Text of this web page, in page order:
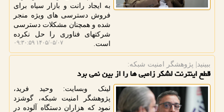
به ایجاد رانت و بازار سیاه برای
فروش دسترسی های ویژه منجر
شده و همچنان مشکلات دسترسی
شرکتهای فناوری را حل نکرده
است.
۱۴۰۵/۰۵/۰۷ ۰۹:۳۰:۵۹
ببینید| پژوهشگر امنیت شبكه:
قطع اینترنت لشکر زامبی ها را از بین نمی برد
لینک وبسایت: وحید فرید،
پژوهشگر امنیت شبکه، گوشزد
نمود که هزاران دستگاه آلوده در